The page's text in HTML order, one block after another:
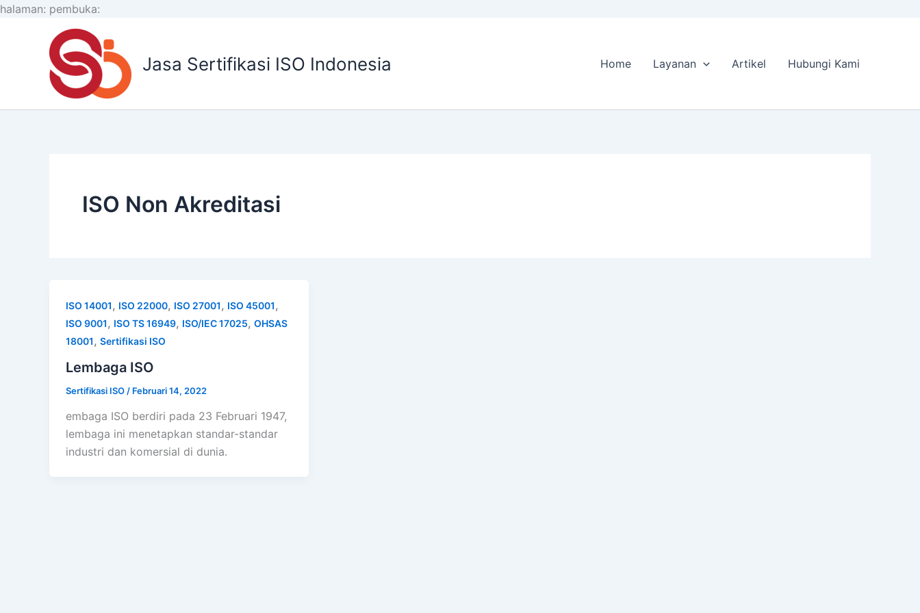
halaman: pembuka:
konten
Jasa Sertifikasi ISO Indonesia Home Layanan Artikel Hubungi Kami
ISO Non Akreditasi
ISO 14001, ISO 22000, ISO 27001, ISO 45001,
ISO 9001, ISO TS 16949, ISO/IEC 17025, OHSAS
18001, Sertifikasi ISO
Lembaga ISO
Sertifikasi ISO / Februari 14, 2022
embaga ISO berdiri pada 23 Februari 1947,
lembaga ini menetapkan standar-standar
industri dan komersial di dunia.